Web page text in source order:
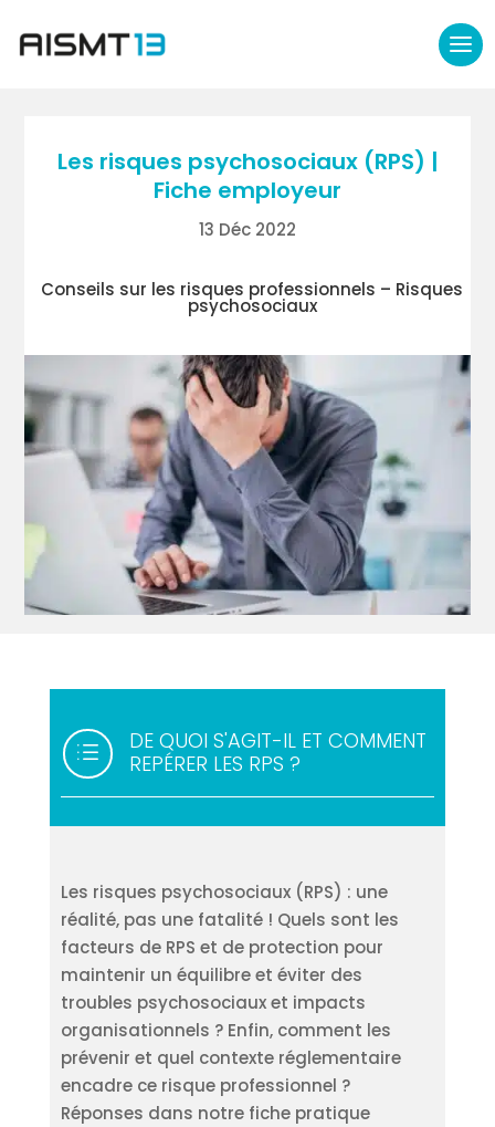
Les risques psychosociaux (RPS) |
Fiche employeur
13 Déc 2022
Conseils sur les risques professionnels – Risques
psychosociaux
d
DE QUOI S'AGIT-IL ET COMMENT
REPÉRER LES RPS ?
Les risques psychosociaux (RPS) : une
réalité, pas une fatalité ! Quels sont les
facteurs de RPS et de protection pour
maintenir un équilibre et éviter des
troubles psychosociaux et impacts
organisationnels ? Enfin, comment les
prévenir et quel contexte réglementaire
encadre ce risque professionnel ?
Réponses dans notre fiche pratique